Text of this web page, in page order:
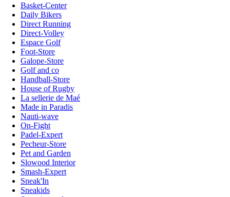
Basket-Center
Daily Bikers
Direct Running
Direct-Volley
Espace Golf
Foot-Store
Galope-Store
Golf and co
Handball-Store
House of Rugby
La sellerie de Maé
Made in Paradis
Nauti-wave
On-Fight
Padel-Expert
Pecheur-Store
Pet and Garden
Slowood Interior
Smash-Expert
Sneak'In
Sneakids